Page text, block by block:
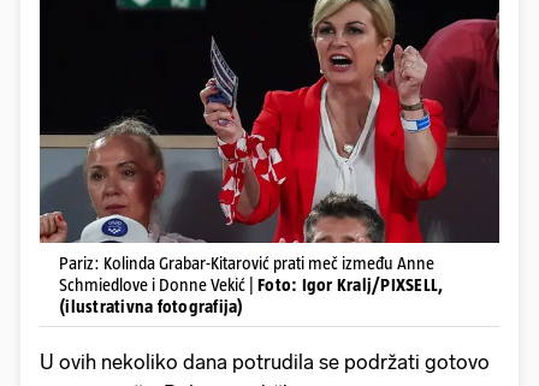
Pariz: Kolinda Grabar-Kitarović prati meč između Anne
Schmiedlove i Donne Vekić | Foto: Igor Kralj/PIXSELL,
(ilustrativna fotografija)
U ovih nekoliko dana potrudila se podržati gotovo